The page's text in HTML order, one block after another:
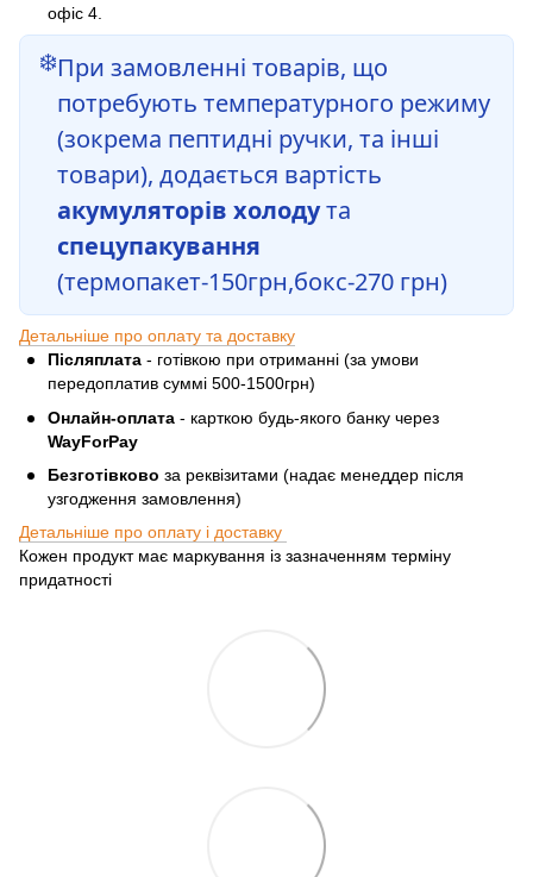
офіс 4.
❄️При замовленні товарів, що
потребують температурного режиму
(зокрема пептидні ручки, та інші
товари), додається вартість
акумуляторів холодута
спецупакування
(термопакет-150грн,бокс-270 грн)
Детальніше про оплату та доставку
Післяплата - готівкою при отриманні (за умови
передоплатив суммі 500-1500грн)
Онлайн-оплата - карткою будь-якого банку через
WayForPay
Безготівково за реквізитами (надає менеддер після
узгодження замовлення)
Детальніше про оплату і доставку
Кожен продукт має маркування із зазначенням терміну
придатності